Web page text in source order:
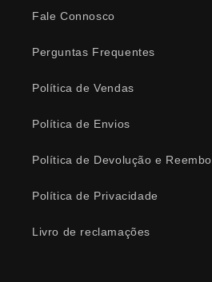
Fale Connosco
Perguntas Frequentes
Política de Vendas
Política de Envios
Política de Devolução e
Política de Privacidade
Livro de reclamações